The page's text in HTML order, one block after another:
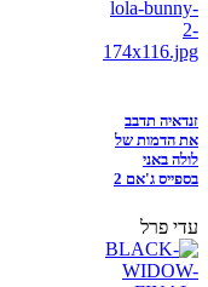
זנדאיה תדבב
את הדמות של
לולה באני
בספייס ג'אם 2
עדי פרל